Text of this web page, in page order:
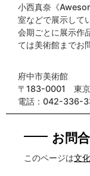
小西真奈《
室などで展示して
会期ごとに展示作
ては美術館までお
府中市美術館
〒183-0001 東京
電話：042-336-
お問
このページは文